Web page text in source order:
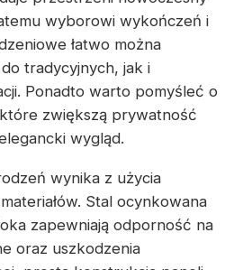
wyborowi wykończeń i
łatwo można
tradycyjnych, jak i
Ponadto warto pomyśleć o
zwiększą prywatność
wygląd.
wynika z użycia
Stal ocynkowana
zapewniają odporność na
oraz uszkodzenia